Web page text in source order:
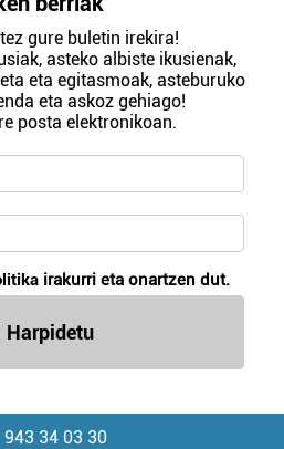
gure buletin irekira!
asteko albiste ikusienak,
eta egitasmoak, asteburuko
eta askoz gehiago!
posta elektronikoan.
irakurri eta onartzen dut.
Harpidetu
943 34 03 30